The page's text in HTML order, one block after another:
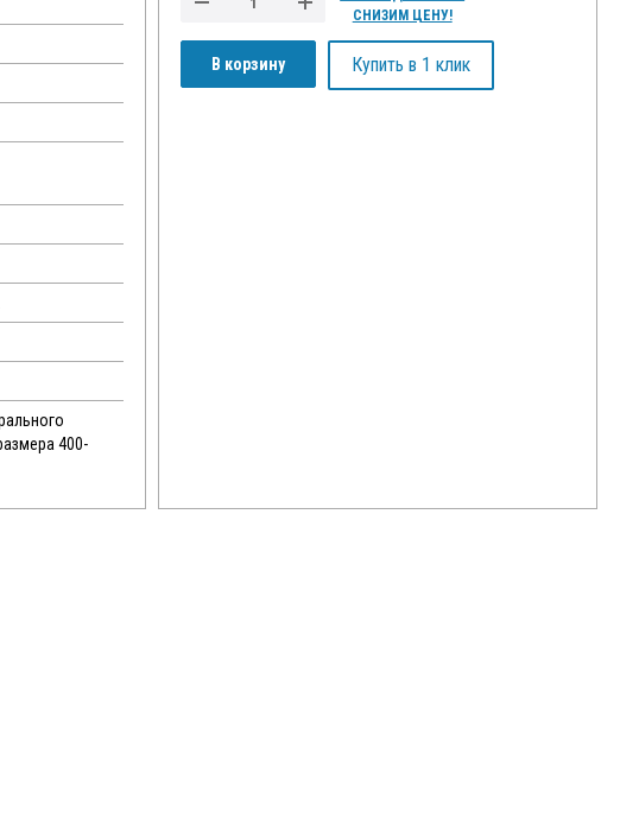
400-
В корзину
СНИЗИМ ЦЕНУ!
Купить в 1 клик